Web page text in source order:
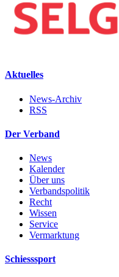
Aktuelles
News-Archiv
RSS
Der Verband
News
Kalender
Über uns
Verbandspolitik
Recht
Wissen
Service
Vermarktung
Schiesssport